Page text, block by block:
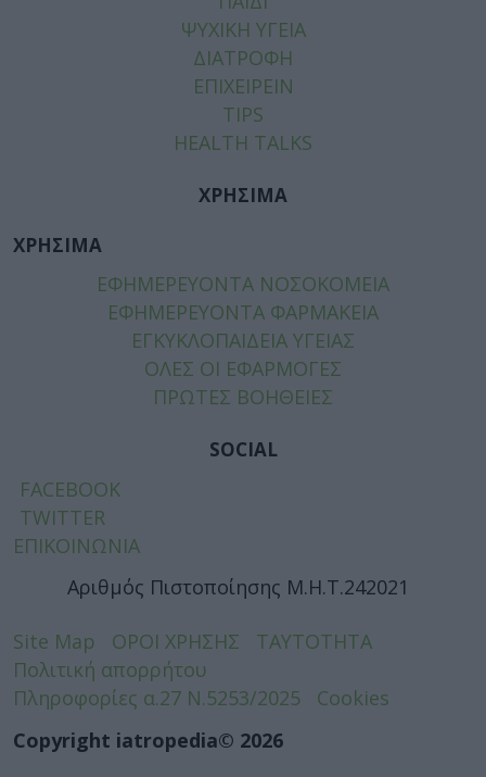
ΨΥΧΙΚΗ ΥΓΕΙΑ
ΔΙΑΤΡΟΦΗ
ΕΠΙΧΕΙΡΕΙΝ
TIPS
HEALTH TALKS
ΧΡΗΣΙΜΑ
ΧΡΗΣΙΜΑ
ΕΦΗΜΕΡΕΥΟΝΤΑ ΝΟΣΟΚΟΜΕΙΑ
ΕΦΗΜΕΡΕΥΟΝΤΑ ΦΑΡΜΑΚΕΙΑ
ΕΓΚΥΚΛΟΠΑΙΔΕΙΑ ΥΓΕΙΑΣ
ΟΛΕΣ ΟΙ ΕΦΑΡΜΟΓΕΣ
ΠΡΩΤΕΣ ΒΟΗΘΕΙΕΣ
SOCIAL
FACEBOOK
TWITTER
ΕΠΙΚΟΙΝΩΝΙΑ
Αριθμός Πιστοποίησης Μ.Η.Τ.242021
Site Map ΟΡΟΙ ΧΡΗΣΗΣ
ΤΑΥΤΟΤΗΤΑ
Πολιτική απορρήτου
Πληροφορίες α.27 Ν.5253/2025
Cookies
Copyright iatropedia© 2026